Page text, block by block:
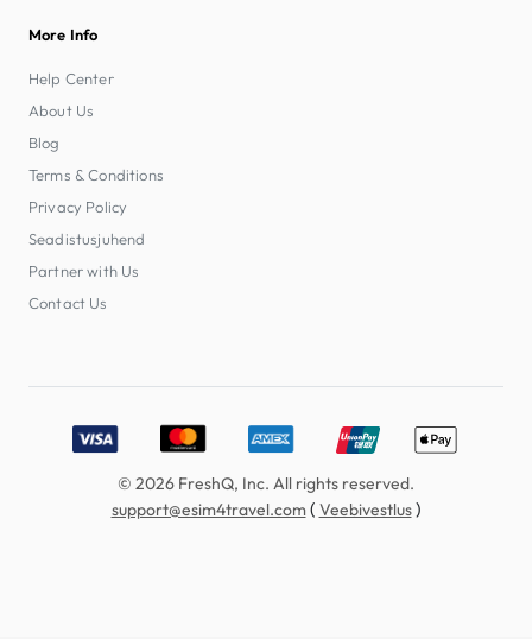
More Info
Help Center
About Us
Blog
Terms & Conditions
Privacy Policy
Seadistusjuhend
Partner with Us
Contact Us
Accepted payment methods: Visa, MasterCard, American
© 2026 FreshQ, Inc. All rights reserved.
support@esim4travel.com( Veebivestlus)